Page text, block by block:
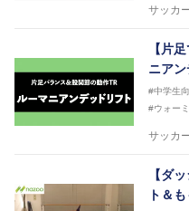
サッカ
【片
ニア
#中学生
#ウォー
サッカ
【ダ
ト＆